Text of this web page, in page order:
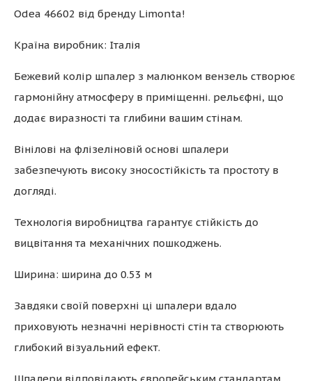
Odea 46602 від бренду Limonta!
Країна виробник: Італія
Бежевий колір шпалер з малюнком вензель створює
гармонійну атмосферу в приміщенні. рельєфні, що
додає виразності та глибини вашим стінам.
Вінілові на флізеліновій основі шпалери
забезпечують високу зносостійкість та простоту в
догляді.
Технологія виробництва гарантує стійкість до
вицвітання та механічних пошкоджень.
Ширина: ширина до 0.53 м
Завдяки своїй поверхні ці шпалери вдало
приховують незначні нерівності стін та створюють
глибокий візуальний ефект.